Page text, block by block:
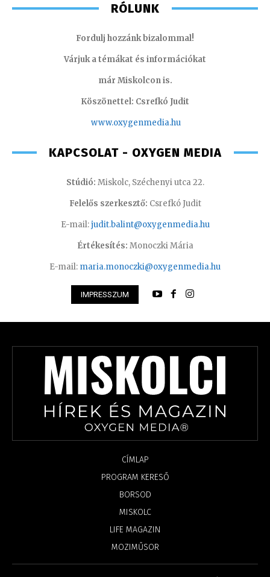
RÓLUNK
Fordulj hozzánk bizalommal!
Várjuk a témákat és információkat
már Miskolcon is.
Köszönettel: Csrefkó Judit
www.oxygenmedia.hu
KAPCSOLAT - OXYGEN MEDIA
Stúdió: Miskolc, Széchenyi utca 22.
Felelős szerkesztő: Csrefkó Judit
E-mail:judit.balint@oxygenmedia.hu
Értékesítés: Monoczki Mária
E-mail: maria.monoczki@oxygenmedia.hu
IMPRESSZUM
CÍMLAP
PROGRAM KERESŐ
BORSOD
MISKOLC
LIFE MAGAZIN
MOZIMŰSOR